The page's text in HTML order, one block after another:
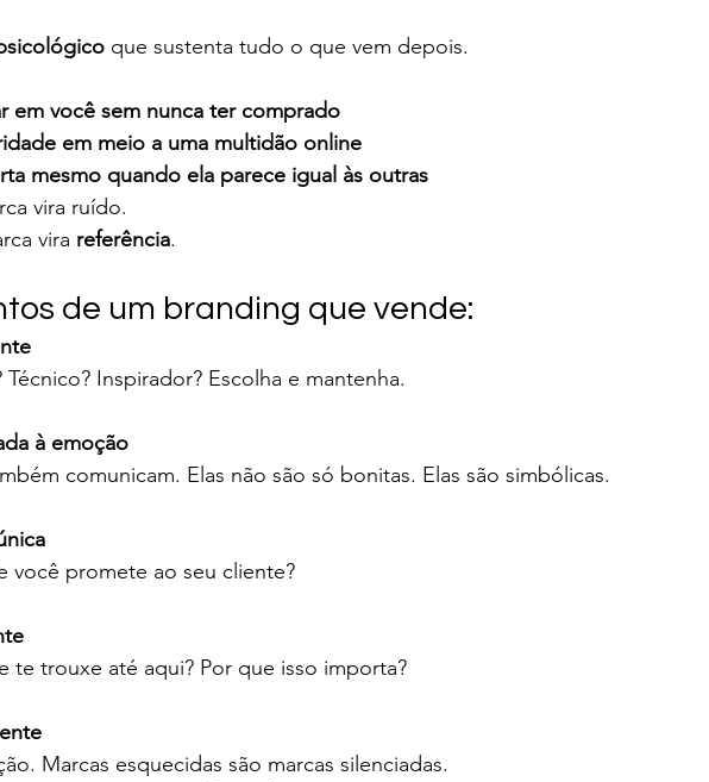
que sustenta tudo o que vem depois.
em você sem nunca ter comprado
em meio a uma multidão online
mesmo quando ela parece igual às outras
vira ruído.
vira referência.
de um branding que vende:
Técnico? Inspirador? Escolha e mantenha.
à emoção
comunicam. Elas não são só bonitas. Elas são simbólicas.
você promete ao seu cliente?
te trouxe até aqui? Por que isso importa?
Marcas esquecidas são marcas silenciadas.